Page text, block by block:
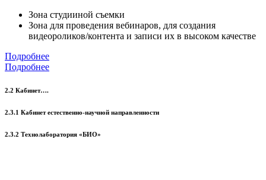
Зона студииной съемки
Зона для проведения вебинаров, для создания
видеороликов/контента и записи их в высоком качестве
Подробнее
Подробнее
2.2 Кабинет….
2.3.1 Кабинет естественно-научной направленности
2.3.2 Технолаборатория «БИО»